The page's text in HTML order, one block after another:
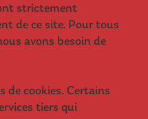
strictement
de ce site. Pour tous
avons besoin de
de cookies. Certains
tiers qui